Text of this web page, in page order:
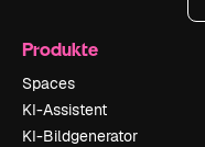
Produkte
Spaces
KI-Assistent
KI-Bildgenerator